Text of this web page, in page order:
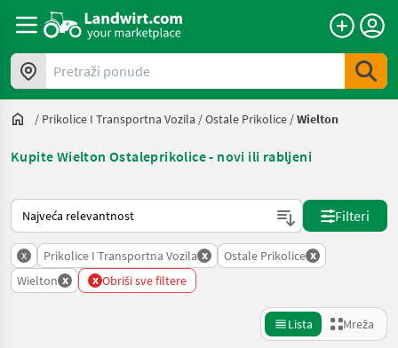
Pretraži ponude
/ Prikolice I Transportna Vozila /Ostale Prikolice /Wielton
Kupite Wielton Ostaleprikolice - novi ili rabljeni
Način na koji sortira Landwirt.com
Filteri
x Prikolice I Transportna Vozila x Ostale Prikolice x
Wielton x x Obriši sve filtere
Lista Mreža